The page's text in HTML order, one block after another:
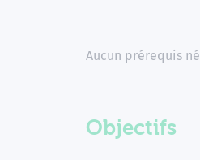
Aucun prérequis
Objectifs